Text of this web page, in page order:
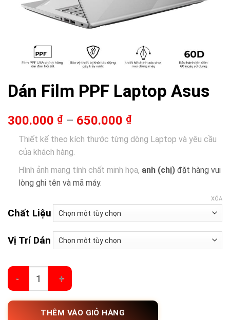
Dán Film PPF Laptop Asus
300.000 ₫ – 650.000 ₫
Thiết kế theo kích thước từng dòng Laptop và yêu cầu
của khách hàng.
Hình ảnh mang tính chất minh họa, anh (chị)đặt hàng vui
lòng ghi tên và mã máy.
Chất Liệu
Vị Trí Dán
XÓA
Dán Film PPF Laptop Asus số lượng
THÊM VÀO GIỎ HÀNG